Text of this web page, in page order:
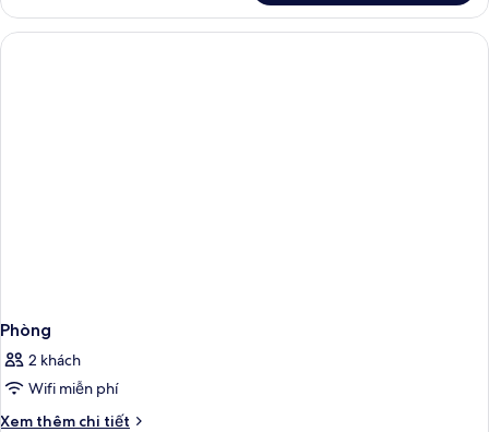
Phòng
Phòng
2 khách
Wifi miễn phí
Xem thêm chi tiết
Chi